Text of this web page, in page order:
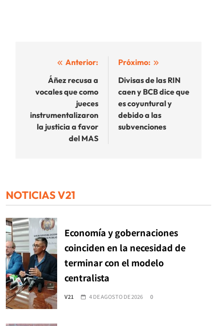
Navegación
entradas
Anterior:
Áñez recusa a
vocales que como
jueces
instrumentalizaron
la justicia a favor
del MAS
Próximo:
Divisas de las RIN
caen y BCB dice que
es coyuntural y
debido a las
subvenciones
NOTICIAS V21
Economía y gobernaciones
coinciden en la necesidad de
terminar con el modelo
centralista
V21 4 DE AGOSTO DE 2026 0